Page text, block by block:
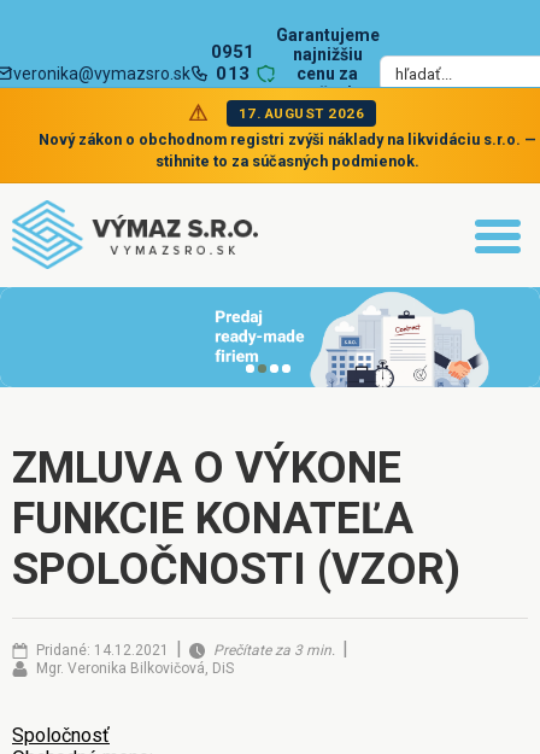
veronika@vymazsro.sk
0951
013
002
Garantujeme
najnižšiu
cenu za
zrušenie
spoločnosti
17. AUGUST 2026
Nový zákon o obchodnom registri zvýši náklady na likvidáciu s.r.o. —
stihnite to za súčasných podmienok.
ZMLUVA O VÝKONE
FUNKCIE KONATEĽA
SPOLOČNOSTI (VZOR)
Pridané: 14.12.2021 | Prečítate za 3 min. |
Mgr. Veronika Bilkovičová, DiS
Spoločnosť